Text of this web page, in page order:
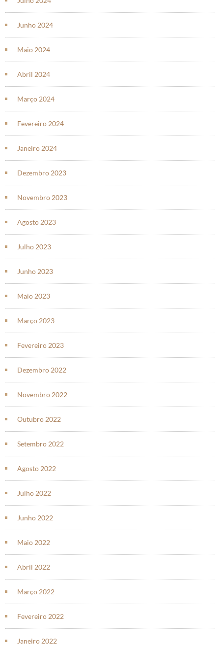
Junho 2024
Maio 2024
Abril 2024
Março 2024
Fevereiro 2024
Janeiro 2024
Dezembro 2023
Novembro 2023
Agosto 2023
Julho 2023
Junho 2023
Maio 2023
Março 2023
Fevereiro 2023
Dezembro 2022
Novembro 2022
Outubro 2022
Setembro 2022
Agosto 2022
Julho 2022
Junho 2022
Maio 2022
Abril 2022
Março 2022
Fevereiro 2022
Janeiro 2022